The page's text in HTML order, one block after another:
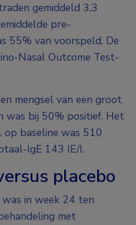
gemiddeld 3,3
pre-
55% van voorspeld. De
Nasal Outcome Test-
mengsel van een groot
was bij 50% positief. Het
op baseline was 510
IgE 143 IE/l.
placebo
in week 24 ten
met